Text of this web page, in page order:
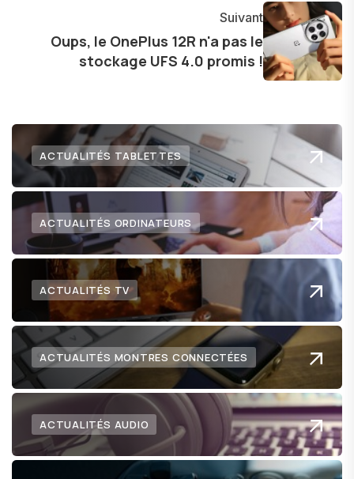
l'exploration constante des frontières de la
technologie me permet de présenter aux
lecteurs un aperçu captivant de ce que le futur
Suivant
Oups, le OnePlus 12R n'a pas le
stockage UFS 4.0 promis !
ACTUALITÉS TABLETTES
ACTUALITÉS ORDINATEURS
ACTUALITÉS TV
ACTUALITÉS MONTRES CONNECTÉES
ACTUALITÉS AUDIO